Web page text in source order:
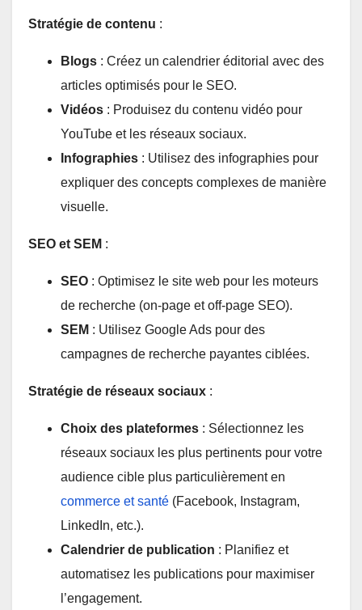
Stratégie de contenu :
Blogs : Créez un calendrier éditorial avec des
articles optimisés pour le SEO.
Vidéos : Produisez du contenu vidéo pour
YouTube et les réseaux sociaux.
Infographies : Utilisez des infographies pour
expliquer des concepts complexes de manière
visuelle.
SEO et SEM :
SEO : Optimisez le site web pour les moteurs
de recherche (on-page et off-page SEO).
SEM : Utilisez Google Ads pour des
campagnes de recherche payantes ciblées.
Stratégie de réseaux sociaux :
Choix des plateformes : Sélectionnez les
réseaux sociaux les plus pertinents pour votre
audience cible plus particulièrement en
commerce et santé (Facebook, Instagram,
LinkedIn, etc.).
Calendrier de publication : Planifiez et
automatisez les publications pour maximiser
l’engagement.